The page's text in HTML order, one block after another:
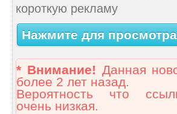
короткую рекламу
Нажмите для просмотра
* Внимание! Данная
более 2 лет назад.
Вероятность что
очень низкая.